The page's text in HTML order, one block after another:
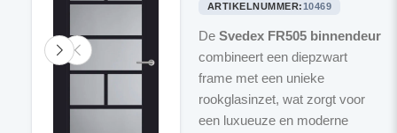
ARTIKELNUMMER:10469
De Svedex FR505 binnendeur
combineert een diepzwart
frame met een unieke
rookglasinzet, wat zorgt voor
een luxueuze en moderne